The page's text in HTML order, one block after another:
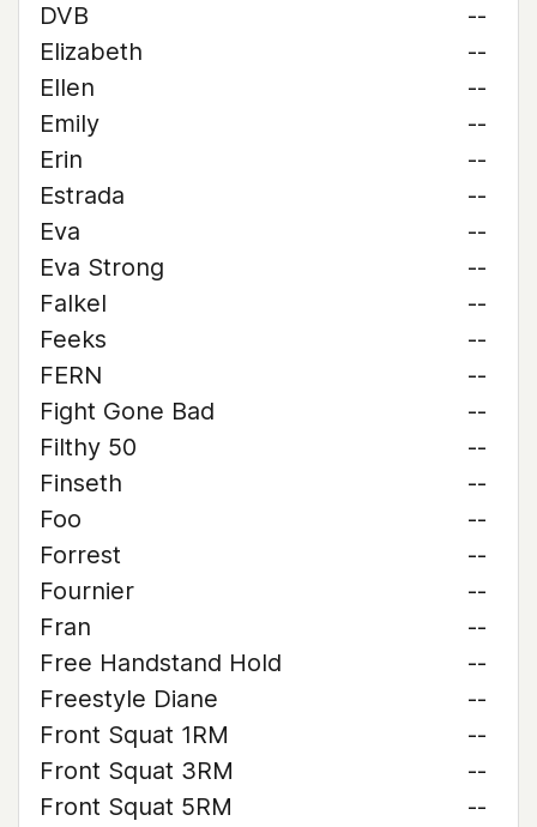
DVB
--
Elizabeth
--
Ellen
--
Emily
--
Erin
--
Estrada
--
Eva
--
Eva Strong
--
Falkel
--
Feeks
--
FERN
--
Fight Gone Bad
--
Filthy 50
--
Finseth
--
Foo
--
Forrest
--
Fournier
--
Fran
--
Free Handstand Hold
--
Freestyle Diane
--
Front Squat 1RM
--
Front Squat 3RM
--
Front Squat 5RM
--